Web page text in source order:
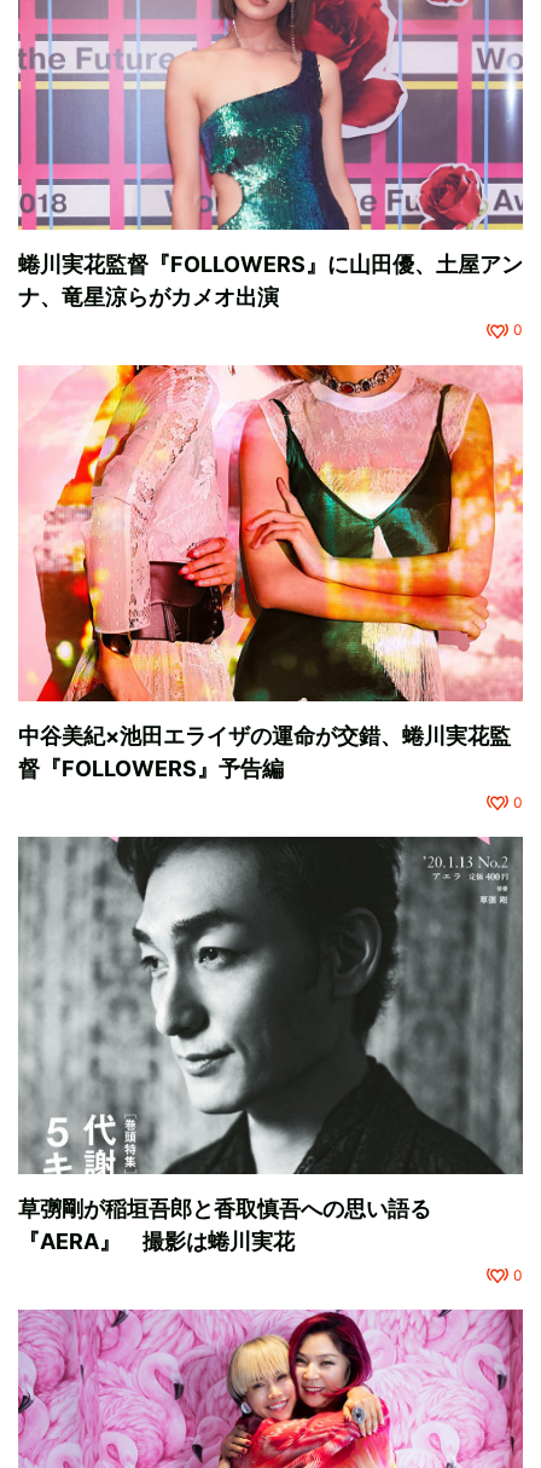
蜷川実花監督『FOLLOWERS』に山田優、土屋アン
ナ、竜星涼らがカメオ出演
0
中谷美紀×池田エライザの運命が交錯、蜷川実花監
督『FOLLOWERS』予告編
0
草彅剛が稲垣吾郎と香取慎吾への思い語る
『AERA』 撮影は蜷川実花
0